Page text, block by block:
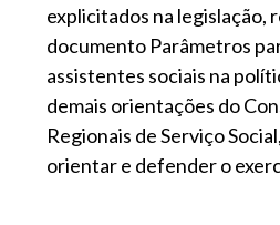
explicitados na legislação,
documento Parâmetros
assistentes sociais na
demais orientações do
Regionais de Serviço
orientar e defender o